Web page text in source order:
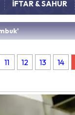
İFTAR & SAHUR
11 12 13 14